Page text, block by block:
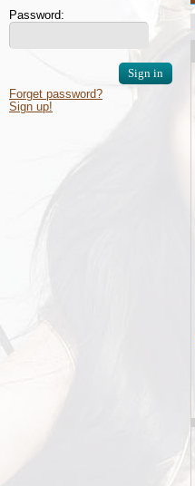
Password:
Forget password?
Sign up!